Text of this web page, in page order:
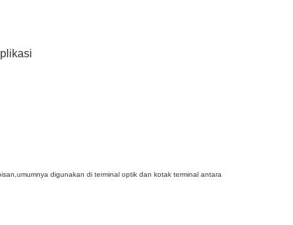
digunakan di terminal optik dan kotak terminal antara